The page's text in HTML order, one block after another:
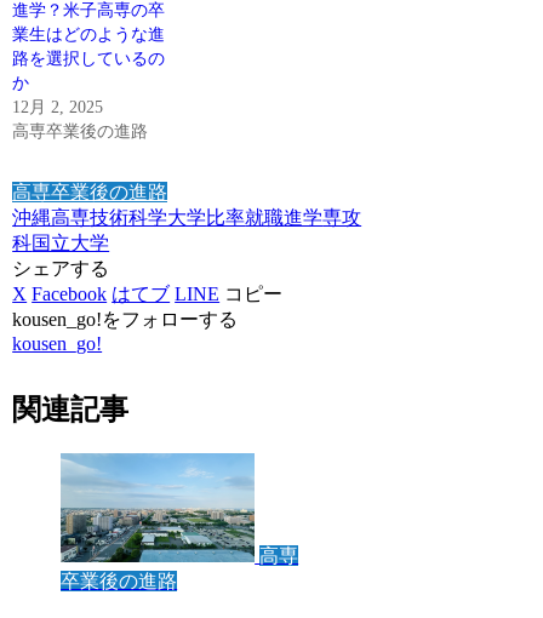
進学？米子高専の卒
業生はどのような進
路を選択しているの
か
12月 2, 2025
高専卒業後の進路
高専卒業後の進路
沖縄高専技術科学大学比率就職進学専攻
科国立大学
シェアする
X Facebook はてブ LINE コピー
kousen_go!をフォローする
kousen_go!
関連記事
高専
卒業後の進路